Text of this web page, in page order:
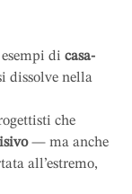
di casa-
dissolve nella
che
— ma anche
all’estremo,